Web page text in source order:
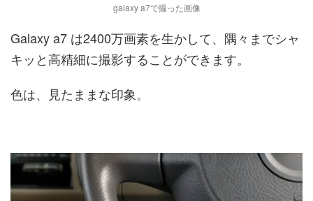
galaxy a7で撮った画像
Galaxy a7 は2400万画素を生かして、隅々までシャ
キッと高精細に撮影することができます。
色は、見たままな印象。